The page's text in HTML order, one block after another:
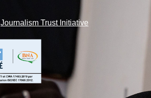
Journalism Trust Initiative